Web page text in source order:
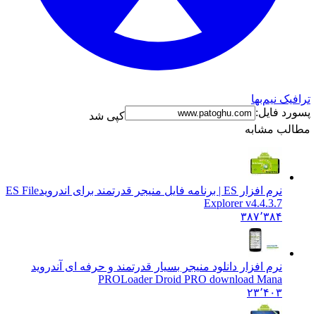
ترافیک نیم‌بها
پسورد فایل:
کپی شد
مطالب مشابه
نرم افزار ES | برنامه فایل منیجر قدرتمند برای اندروید
ES File
Explorer v4.4.3.7
۳۸۷٬۳۸۴
نرم افزار دانلود منیجر بسیار قدرتمند و حرفه ای آندروید
PROLoader Droid PRO download Mana
۲۳٬۴۰۳